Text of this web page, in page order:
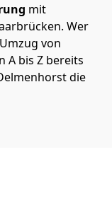
mit
Wer
von
A bis Z bereits
die